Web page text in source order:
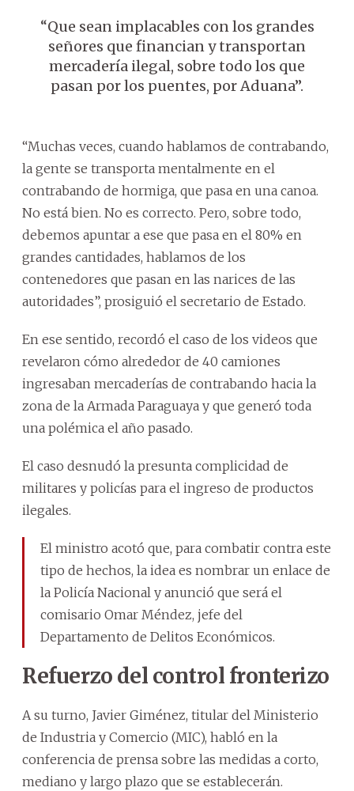
“Que sean implacables con los grandes
señores que financian y transportan
mercadería ilegal, sobre todo los que
pasan por los puentes, por Aduana”.
“Muchas veces, cuando hablamos de contrabando,
la gente se transporta mentalmente en el
contrabando de hormiga, que pasa en una canoa.
No está bien. No es correcto. Pero, sobre todo,
debemos apuntar a ese que pasa en el 80% en
grandes cantidades, hablamos de los
contenedores que pasan en las narices de las
autoridades”, prosiguió el secretario de Estado.
En ese sentido, recordó el caso de los videos que
revelaron cómo alrededor de 40 camiones
ingresaban mercaderías de contrabando hacia la
zona de la Armada Paraguaya y que generó toda
una polémica el año pasado.
El caso desnudó la presunta complicidad de
militares y policías para el ingreso de productos
ilegales.
El ministro acotó que, para combatir contra este
tipo de hechos, la idea es nombrar un enlace de
la Policía Nacional y anunció que será el
comisario Omar Méndez, jefe del
Departamento de Delitos Económicos.
Refuerzo del control fronterizo
A su turno, Javier Giménez, titular del Ministerio
de Industria y Comercio (MIC), habló en la
conferencia de prensa sobre las medidas a corto,
mediano y largo plazo que se establecerán.